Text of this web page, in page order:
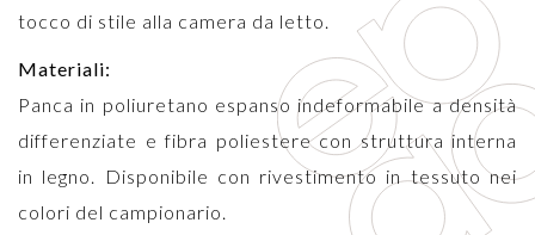
tocco di stile alla camera da letto.
Materiali:
Panca in poliuretano espanso indeformabile a densità
differenziate e fibra poliestere con struttura interna
in legno. Disponibile con rivestimento in tessuto nei
colori del campionario.